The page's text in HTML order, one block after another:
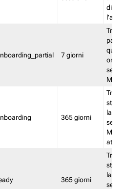
7 giorni
365 giorni
stata
la
365 giorni
stata
la